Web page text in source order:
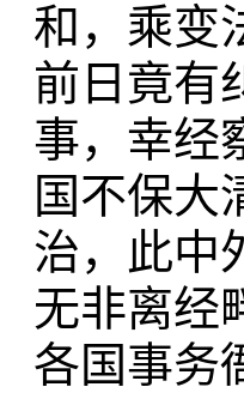
和，乘变
前日竟有
事，幸经
国不保大
治，此中
无非离经
各国事务